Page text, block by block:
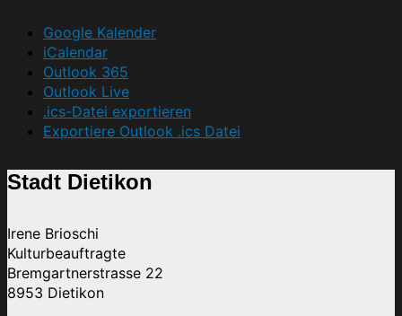
Google Kalender
iCalendar
Outlook 365
Outlook Live
.ics-Datei exportieren
Exportiere Outlook .ics Datei
Stadt Dietikon
Irene Brioschi
Kulturbeauftragte
Bremgartnerstrasse 22
8953 Dietikon